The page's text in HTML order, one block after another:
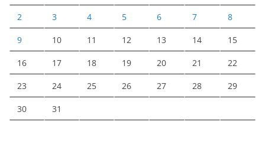
2 3 4 5 6 7 8
9 10 11 12 13 14 15
16 17 18 19 20 21 22
23 24 25 26 27 28 29
30 31